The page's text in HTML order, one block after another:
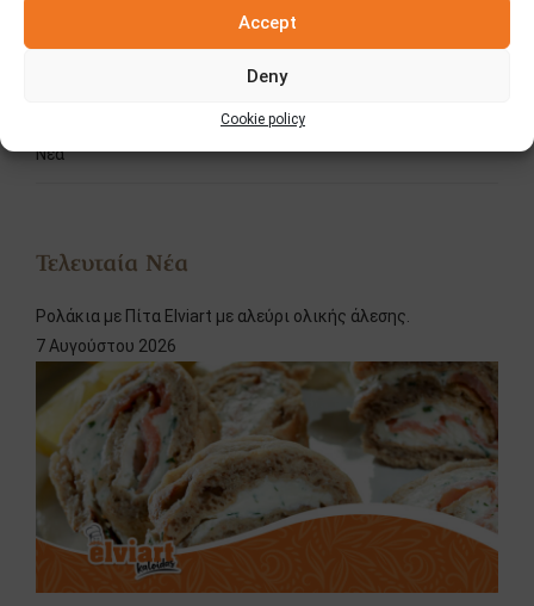
Accept
Deny
Cookie policy
Νέα
Τελευταία Νέα
Ρολάκια με Πίτα Elviart με αλεύρι ολικής άλεσης.
7 Αυγούστου 2026